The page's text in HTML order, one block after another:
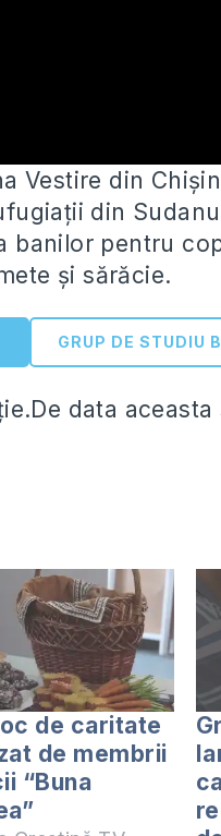
Vestire din
din Sudanul
banilor pentru
și sărăcie.
GRUP DE STUDIU
data
de caritate
de membrii
“Buna